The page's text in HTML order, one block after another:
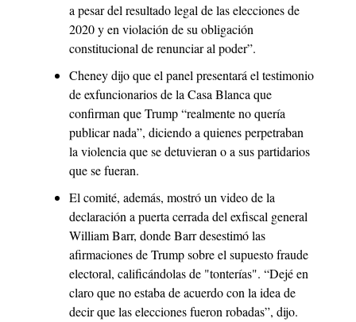
a pesar del resultado legal de las elecciones de
2020 y en violación de su obligación
constitucional de renunciar al poder”.
Cheney dijo que el panel presentará el testimonio
de exfuncionarios de la Casa Blanca que
confirman que Trump “realmente no quería
publicar nada”, diciendo a quienes perpetraban
la violencia que se detuvieran o a sus partidarios
que se fueran.
El comité, además, mostró un video de la
declaración a puerta cerrada del exfiscal general
William Barr, donde Barr desestimó las
afirmaciones de Trump sobre el supuesto fraude
electoral, calificándolas de "tonterías". “Dejé en
claro que no estaba de acuerdo con la idea de
decir que las elecciones fueron robadas”, dijo.